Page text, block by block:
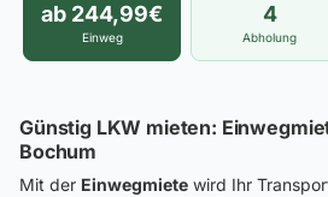
ab 244,99€
Einweg
4
Abholung
Günstig LKW mieten:
Bochum
Mit der Einwegmiete wird Ihr